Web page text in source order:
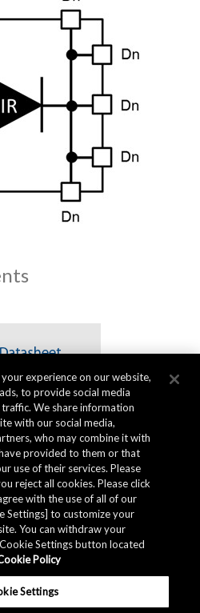
ータを用意しています。
ンロード
experience on our website,
to provide social media
We share information
with our social media,
who may combine it with
provided to them or that
use of their services. Please
reject all cookies. Please click
with the use of all of our
Settings] to customize your
You can withdraw your
Settings button located
Policy
Settings